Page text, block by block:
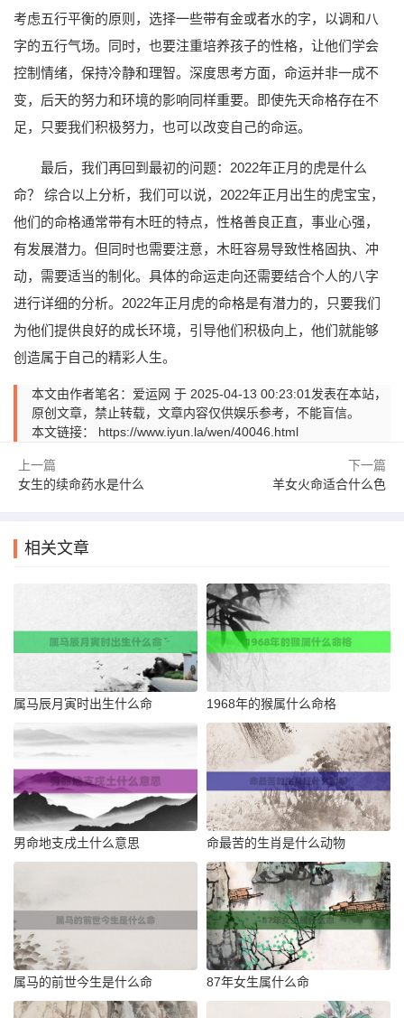
考虑五行平衡的原则，选择一些带有金或者水的字，以调和八
字的五行气场。同时，也要注重培养孩子的性格，让他们学会
控制情绪，保持冷静和理智。深度思考方面，命运并非一成不
变，后天的努力和环境的影响同样重要。即使先天命格存在不
足，只要我们积极努力，也可以改变自己的命运。
最后，我们再回到最初的问题：2022年正月的虎是什么
命？ 综合以上分析，我们可以说，2022年正月出生的虎宝宝，
他们的命格通常带有木旺的特点，性格善良正直，事业心强，
有发展潜力。但同时也需要注意，木旺容易导致性格固执、冲
动，需要适当的制化。具体的命运走向还需要结合个人的八字
进行详细的分析。2022年正月虎的命格是有潜力的，只要我们
为他们提供良好的成长环境，引导他们积极向上，他们就能够
创造属于自己的精彩人生。
本文由作者笔名：爱运网 于 2025-04-13 00:23:01发表在本站，
原创文章，禁止转载，文章内容仅供娱乐参考，不能盲信。
本文链接： https://www.iyun.la/wen/40046.html
上一篇
女生的续命药水是什么
下一篇
羊女火命适合什么色
相关文章
属马辰月寅时出生什么命 1968年的猴属什么命格
男命地支戌土什么意思 命最苦的生肖是什么动物
属马的前世今生是什么命 87年女生属什么命